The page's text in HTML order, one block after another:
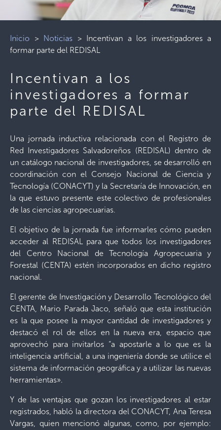
Inicio > Noticias > Incentivan a los investigadores a
formar parte del REDISAL
Incentivan a los
investigadores a formar
parte del REDISAL
Una jornada inductiva relacionada con el Registro de
Red Investigadores Salvadoreños (REDISAL) dentro de
un catálogo nacional de investigadores, se desarrolló en
coordinación con el Consejo Nacional de Ciencia y
Tecnología (CONACYT) y la Secretaría de Innovación, en
la que estuvo presente este colectivo de profesionales
de las ciencias agropecuarias.
El objetivo de la jornada fue informarles cómo pueden
acceder al REDISAL para que todos los investigadores
del Centro Nacional de Tecnología Agropecuaria y
Forestal (CENTA) estén incorporados en dicho registro
nacional.
El gerente de Investigación y Desarrollo Tecnológico del
CENTA, Mario Parada Jaco, señaló que esta institución
es la que posee la mayor cantidad de investigadores y
destacó el rol de ellos en la nueva era, espacio que
aprovechó para invitarlos “a apostarle a lo que es la
inteligencia artificial, a una ingeniería donde se utilice el
sistema de información geográfica y a utilizar las nuevas
herramientas».
Y de las ventajas que gozan los investigadores al estar
registrados, habló la directora del CONACYT, Ana Teresa
Vargas, quien mencionó algunas, como, por ejemplo: